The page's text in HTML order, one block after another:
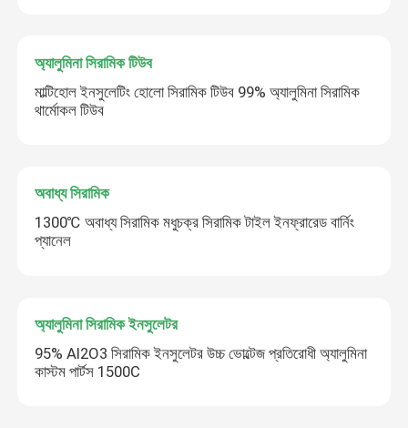
অ্যালুমিনা সিরামিক টিউব
মাল্টিহোল ইনসুলেটিং হোলো সিরামিক টিউব 99% অ্যালুমিনা সিরামিক
থার্মোকল টিউব
অবাধ্য সিরামিক
1300℃ অবাধ্য সিরামিক মধুচক্র সিরামিক টাইল ইনফ্রারেড বার্নিং
প্যানেল
অ্যালুমিনা সিরামিক ইনসুলেটর
95% Al2O3 সিরামিক ইনসুলেটর উচ্চ ভোল্টেজ প্রতিরোধী অ্যালুমিনা
কাস্টম পার্টস 1500C